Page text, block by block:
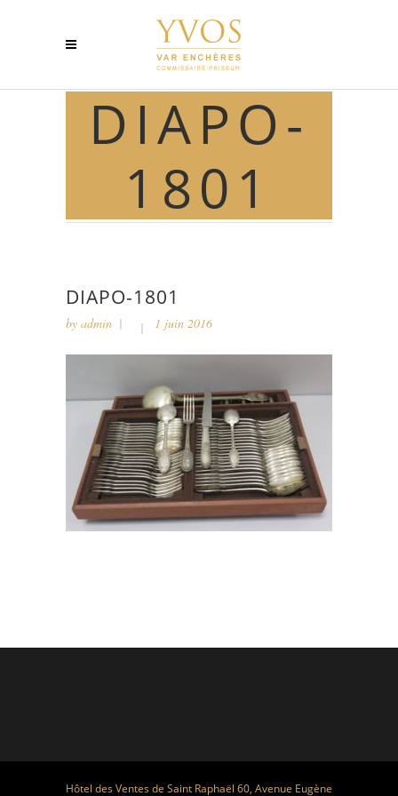
DIAPO-
1801
DIAPO-1801
by admin 1 juin 2016
Hôtel des Ventes de Saint Raphaël 60, Avenue Eugène